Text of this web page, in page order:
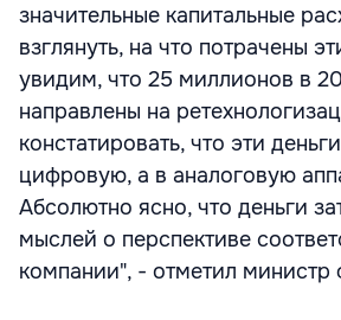
значительные капитальные
взглянуть, на что потрачены
увидим, что 25 миллионов в
направлены на
констатировать, что эти
цифровую, а в аналоговую
Абсолютно ясно, что деньги
мыслей о перспективе
компании", - отметил министр